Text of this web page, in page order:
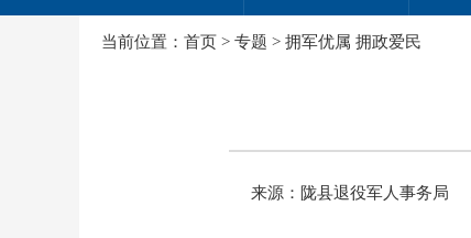
当前位置： 首页 > 专题 > 拥军优属 拥政爱民
来源：陇县退役军人事务局